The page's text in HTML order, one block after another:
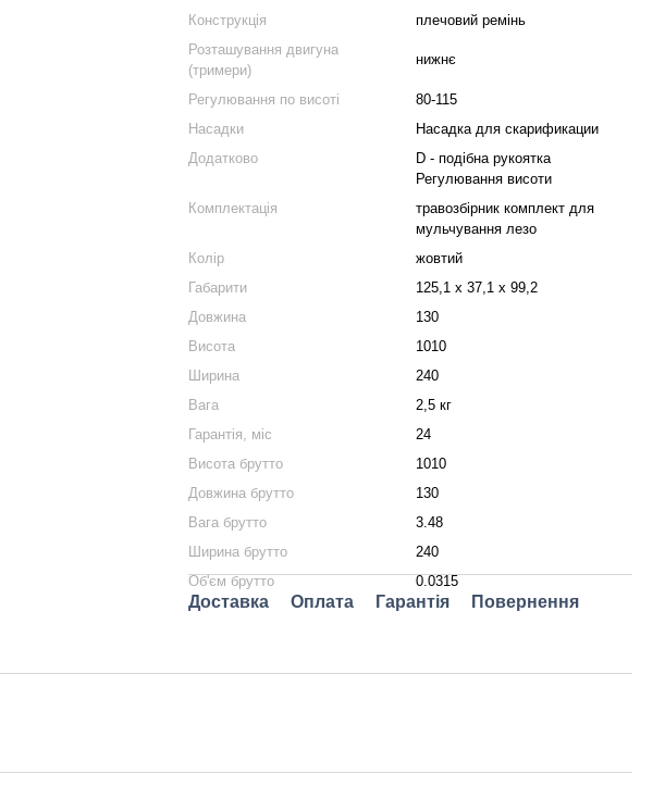
Конструкція
плечовий ремінь
Розташування двигуна
(тримери)
нижнє
Регулювання по висоті
80-115
Насадки
Насадка для скарификации
Додатково
D - подібна рукоятка
Регулювання висоти
Комплектація
травозбірник комплект для
мульчування лезо
Колір
жовтий
Габарити
125,1 х 37,1 х 99,2
Довжина
130
Висота
1010
Ширина
240
Вага
2,5 кг
Гарантія, міс
24
Висота брутто
1010
Довжина брутто
130
Вага брутто
3.48
Ширина брутто
240
Об'єм брутто
0.0315
Доставка Оплата Гарантія Повернення